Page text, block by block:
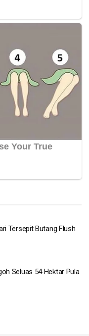
Tersepit Butang Flush
Seluas 54 Hektar Pula